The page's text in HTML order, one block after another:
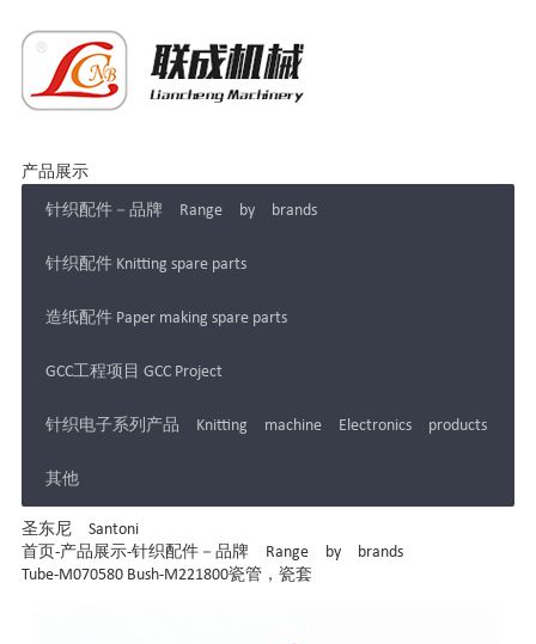
产品展示
针织配件－品牌 Range by brands
针织配件 Knitting spare parts
造纸配件 Paper making spare parts
GCC工程项目 GCC Project
针织电子系列产品 Knitting machine Electronics products
其他
圣东尼 Santoni
首页-产品展示-针织配件－品牌 Range by brands
Tube-M070580 Bush-M221800瓷管，瓷套